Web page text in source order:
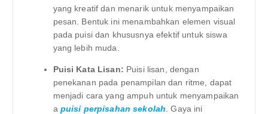
yang kreatif dan menarik untuk menyampaikan
pesan. Bentuk ini menambahkan elemen visual
pada puisi dan khususnya efektif untuk siswa
yang lebih muda.
Puisi Kata Lisan: Puisi lisan, dengan
penekanan pada penampilan dan ritme, dapat
menjadi cara yang ampuh untuk menyampaikan
a puisi perpisahan sekolah . Gaya ini